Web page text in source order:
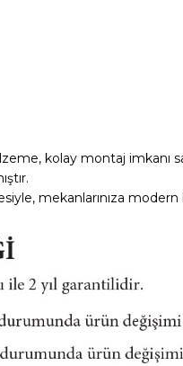
kolay montaj imkanı
mekanlarınıza modern